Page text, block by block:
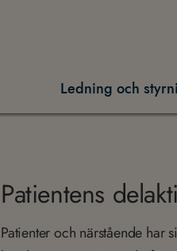
Ledning och
Patientens
Patienter och närstående har